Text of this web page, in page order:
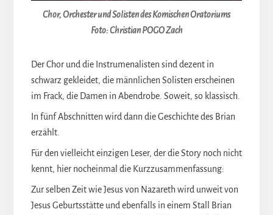
Chor, Orchester und Solisten des Komischen Oratoriums
Foto: Christian POGO Zach
Der Chor und die Instrumenalisten sind dezent in
schwarz gekleidet, die männlichen Solisten erscheinen
im Frack, die Damen in Abendrobe. Soweit, so klassisch.
In fünf Abschnitten wird dann die Geschichte des Brian
erzählt.
Für den vielleicht einzigen Leser, der die Story noch nicht
kennt, hier nocheinmal die Kurzzusammenfassung:
Zur selben Zeit wie Jesus von Nazareth wird unweit von
Jesus Geburtsstätte und ebenfalls in einem Stall Brian